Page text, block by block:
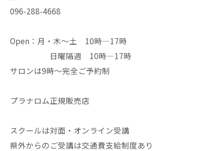
096-288-4668
Open：月・木〜土 10時—17時
日曜隔週 10時—17時
サロンは9時〜完全ご予約制
プラナロム正規販売店
スクールは対面・オンライン受講
県外からのご受講は交通費支給制度あり